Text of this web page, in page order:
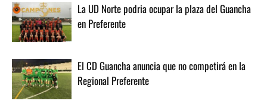
La UD Norte podria ocupar la plaza del Guancha
en Preferente
El CD Guancha anuncia que no competirá en la
Regional Preferente